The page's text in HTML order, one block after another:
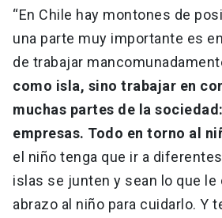
“En Chile hay montones de
una parte muy importante es
de trabajar
como isla, sino trabajar en
muchas partes de la
empresas. Todo en torno al
el niño tenga que ir a
islas se junten y sean lo que le
abrazo al niño para cuidarlo. Y